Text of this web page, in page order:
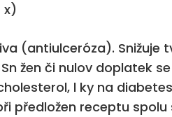
x)
(antiulceróza). Snižuje
Sn žen či nulov doplatek
l ky na
receptu spolu s